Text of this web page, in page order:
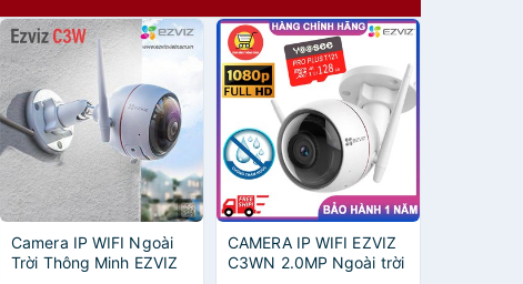
Camera IP WIFI Ngoài
Trời Thông Minh EZVIZ
CAMERA IP WIFI EZVIZ
C3WN 2.0MP Ngoài trời